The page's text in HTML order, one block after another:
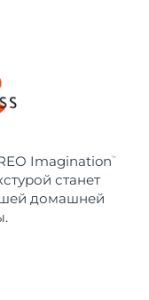
Imagination ™
станет
домашней